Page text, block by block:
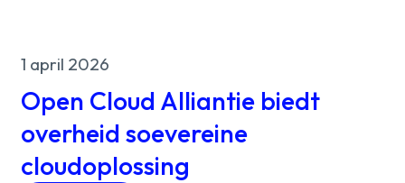
1 april 2026
Open Cloud Alliantie biedt
overheid soevereine
cloudoplossing